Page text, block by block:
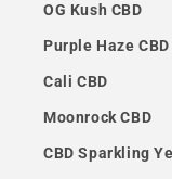
OG Kush CBD
Purple Haze CBD
Cali CBD
Moonrock CBD
CBD Sparkling